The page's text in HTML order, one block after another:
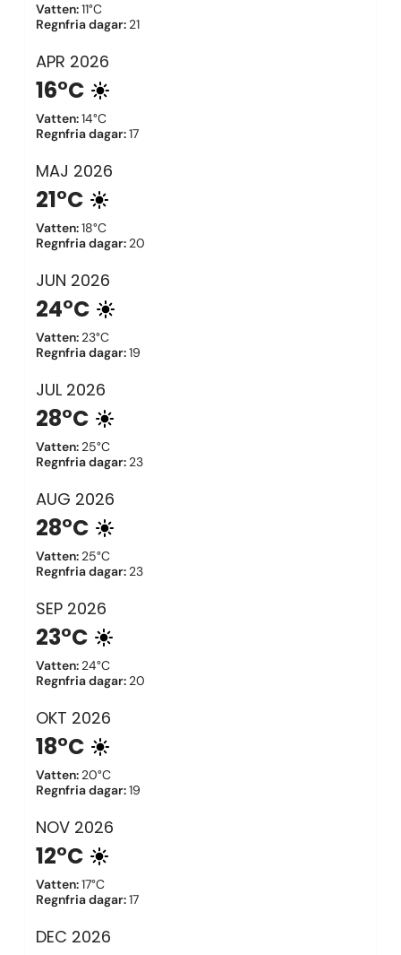
Vatten:11°C
Regnfria dagar: 21
APR 2026
16°C
Vatten:14°C
Regnfria dagar:17
MAJ 2026
21°C
Vatten:18°C
Regnfria dagar: 20
JUN 2026
24°C
Vatten: 23°C
Regnfria dagar:19
JUL 2026
28°C
Vatten: 25°C
Regnfria dagar: 23
AUG 2026
28°C
Vatten: 25°C
Regnfria dagar: 23
SEP 2026
23°C
Vatten: 24°C
Regnfria dagar: 20
OKT 2026
18°C
Vatten: 20°C
Regnfria dagar:19
NOV 2026
12°C
Vatten:17°C
Regnfria dagar:17
DEC 2026